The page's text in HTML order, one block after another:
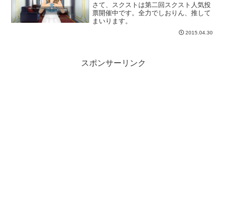
さて、スクストは第二回スクスト人気投
票開催中です。全力でしおりん、推して
まいります。
2015.04.30
スポンサーリンク